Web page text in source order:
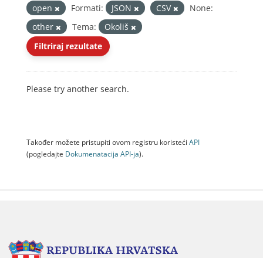
open
Formati: JSON CSV
None:
other
Tema:
Okoliš
Filtriraj rezultate
Please try another search.
Također možete pristupiti ovom registru koristeći API
(pogledajte Dokumenаtаcijа API-jа).